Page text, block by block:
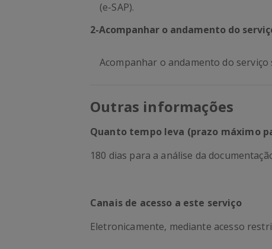
(e-SAP).
2-Acompanhar o andamento do
Acompanhar o andamento do
Outras informações
Quanto tempo leva (prazo máximo
180 dias para a análise da
Canais de acesso a este serviço
Eletronicamente, mediante acesso